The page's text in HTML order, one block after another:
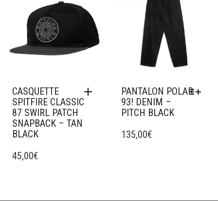
PEUVENT
ÊTRE
CHOISIES
SUR
LA
PRODUIT
CASQUETTE
SPITFIRE CLASSIC
87 SWIRL PATCH
SNAPBACK – TAN
BLACK
45,00€
PANTALON POLAR
93! DENIM –
PITCH BLACK
PRODUIT
135,00€